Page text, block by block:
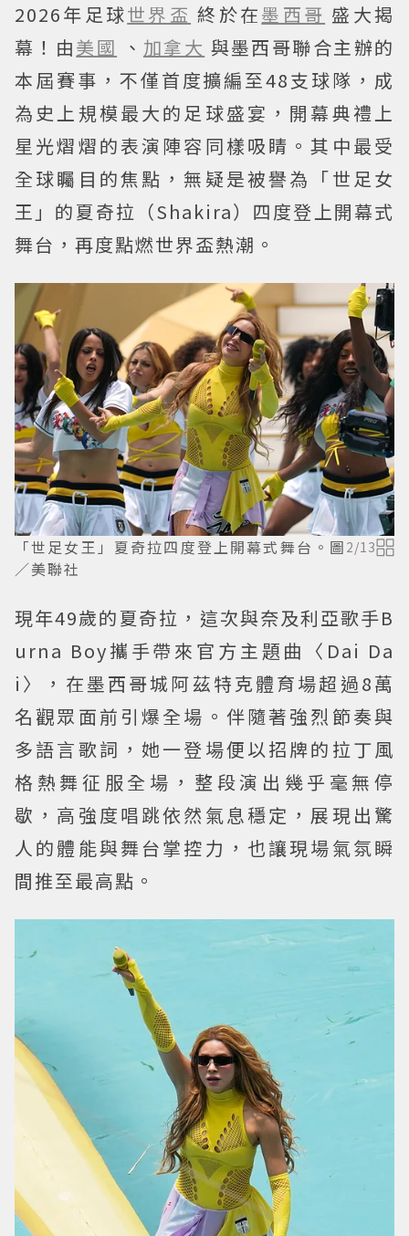
2026年足球世界盃 終於在墨西哥 盛大揭
幕！由美國 、 加拿大 與墨西哥聯合主辦的
本屆賽事，不僅首度擴編至48支球隊，成
為史上規模最大的足球盛宴，開幕典禮上
星光熠熠的表演陣容同樣吸睛。其中最受
全球矚目的焦點，無疑是被譽為「世足女
王」的夏奇拉（Shakira）四度登上開幕式
舞台，再度點燃世界盃熱潮。
「世足女王」夏奇拉四度登上開幕式舞台。圖
／美聯社
2/13
現年49歲的夏奇拉，這次與奈及利亞歌手B
urna Boy攜手帶來官方主題曲〈Dai Da
i〉，在墨西哥城阿茲特克體育場超過8萬
名觀眾面前引爆全場。伴隨著強烈節奏與
多語言歌詞，她一登場便以招牌的拉丁風
格熱舞征服全場，整段演出幾乎毫無停
歇，高強度唱跳依然氣息穩定，展現出驚
人的體能與舞台掌控力，也讓現場氣氛瞬
間推至最高點。